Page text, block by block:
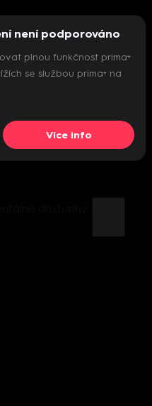
přehrávač
není podporováno
plnou funkčnost prima+
se službou prima+ na
Více info